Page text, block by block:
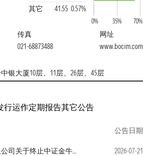
其它
41.55 0.57%
0% 35% 70%
传真
021-68873488
网址
www.bocim.com
银大厦10层、11层、26层、45层
行运作定期报告其它公告
公告日期
中银国际证券股份有限公司关于终止中证金牛（北京）基金销售有限公司办理旗下基金销售业务的公告
2026-07-21